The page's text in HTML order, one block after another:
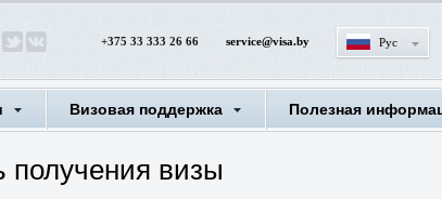
+375 33 333 26 66 service@visa.by Рус
Визовая поддержка Полезная
получения визы